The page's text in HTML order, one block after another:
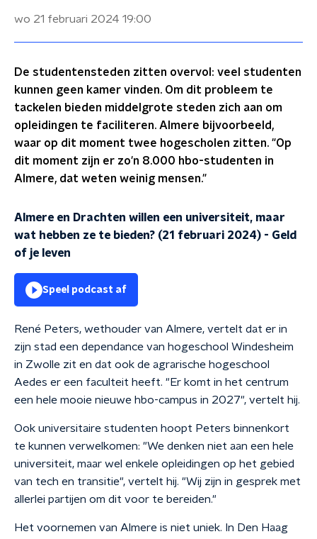
wo 21 februari 2024 19:00
De studentensteden zitten overvol: veel studenten
kunnen geen kamer vinden. Om dit probleem te
tackelen bieden middelgrote steden zich aan om
opleidingen te faciliteren. Almere bijvoorbeeld,
waar op dit moment twee hogescholen zitten. "Op
dit moment zijn er zo'n 8.000 hbo-studenten in
Almere, dat weten weinig mensen."
Almere en Drachten willen een universiteit, maar
wat hebben ze te bieden? (21 februari 2024) - Geld
of je leven
Speel podcast af
René Peters, wethouder van Almere, vertelt dat er in
zijn stad een dependance van hogeschool Windesheim
in Zwolle zit en dat ook de agrarische hogeschool
Aedes er een faculteit heeft. "Er komt in het centrum
een hele mooie nieuwe hbo-campus in 2027", vertelt hij.
Ook universitaire studenten hoopt Peters binnenkort
te kunnen verwelkomen: "We denken niet aan een hele
universiteit, maar wel enkele opleidingen op het gebied
van tech en transitie", vertelt hij. "Wij zijn in gesprek met
allerlei partijen om dit voor te bereiden."
Het voornemen van Almere is niet uniek. In Den Haag